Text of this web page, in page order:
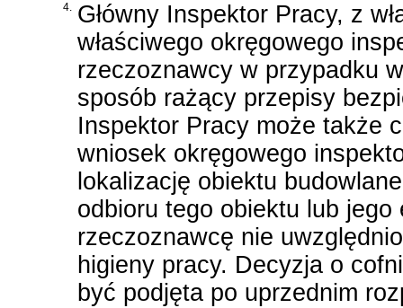
4. Główny Inspektor Pracy, z
właściwego okręgowego
rzeczoznawcy w przypadku
sposób rażący przepisy
Inspektor Pracy może także
wniosek okręgowego
lokalizację obiektu
odbioru tego obiektu lub
rzeczoznawcę nie
higieny pracy. Decyzja o
być podjęta po uprzednim